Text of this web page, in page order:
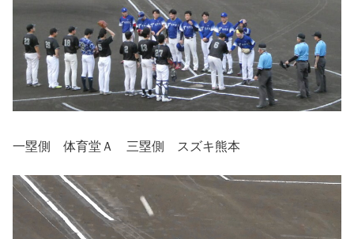
一塁側 体育堂Ａ 三塁側 スズキ熊本